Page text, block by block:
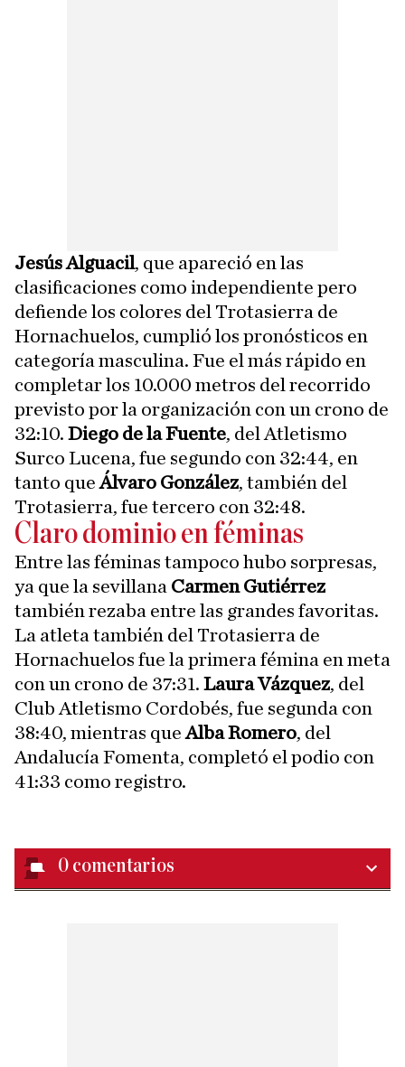
Jesús Alguacil, que apareció en las
clasificaciones como independiente pero
defiende los colores del Trotasierra de
Hornachuelos, cumplió los pronósticos en
categoría masculina. Fue el más rápido en
completar los 10.000 metros del recorrido
previsto por la organización con un crono de
32:10. Diego de la Fuente, del Atletismo
Surco Lucena, fue segundo con 32:44, en
tanto queÁlvaro González, también del
Trotasierra, fue tercero con 32:48.
Claro dominio en féminas
Entre las féminas tampoco hubo sorpresas,
ya que la sevillana Carmen Gutiérrez
también rezaba entre las grandes favoritas.
La atleta también del Trotasierra de
Hornachuelos fue la primera fémina en meta
con un crono de 37:31. Laura Vázquez, del
Club Atletismo Cordobés, fue segunda con
38:40, mientras queAlba Romero, del
Andalucía Fomenta, completó el podio con
41:33 como registro.
0 comentarios